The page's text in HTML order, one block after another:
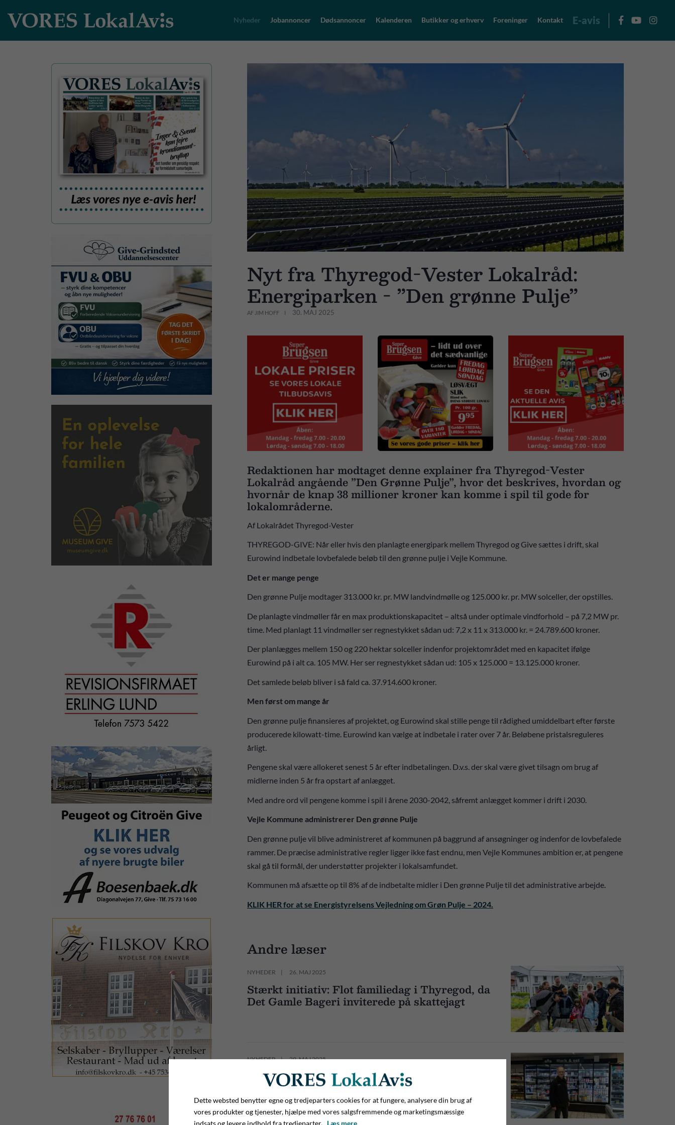
Nyheder Jobannoncer Dødsannoncer Kalenderen Butikker og erhverv Foreninger Kontakt E-avis
Nyt fra Thyregod-Vester Lokalråd:
Energiparken - ”Den grønne Pulje”
AF JIM HOFF 30. MAJ 2025
Redaktionen har modtaget denne explainer fra Thyregod-Vester
Lokalråd angående ”Den Grønne Pulje”, hvor det beskrives, hvordan og
hvornår de knap 38 millioner kroner kan komme i spil til gode for
lokalområderne.
Af Lokalrådet Thyregod-Vester
THYREGOD-GIVE: Når eller hvis den planlagte energipark mellem Thyregod og Give sættes i drift, skal
Eurowind indbetale lovbefalede beløb til den grønne pulje i Vejle Kommune.
Det er mange penge
Den grønne Pulje modtager 313.000 kr. pr. MW landvindmølle og 125.000 kr. pr. MW solceller, der opstilles.
De planlagte vindmøller får en max produktionskapacitet – altså under optimale vindforhold – på 7,2 MW pr.
time. Med planlagt 11 vindmøller ser regnestykket sådan ud: 7,2 x 11 x 313.000 kr. = 24.789.600 kroner.
Der planlægges mellem 150 og 220 hektar solceller indenfor projektområdet med en kapacitet ifølge
Eurowind på i alt ca. 105 MW. Her ser regnestykket sådan ud: 105 x 125.000 = 13.125.000 kroner.
Det samlede beløb bliver i så fald ca. 37.914.600 kroner.
Men først om mange år
Den grønne pulje finansieres af projektet, og Eurowind skal stille penge til rådighed umiddelbart efter første
producerede kilowatt-time. Eurowind kan vælge at indbetale i rater over 7 år. Beløbene pristalsreguleres
årligt.
Pengene skal være allokeret senest 5 år efter indbetalingen. D.v.s. der skal være givet tilsagn om brug af
midlerne inden 5 år fra opstart af anlægget.
Med andre ord vil pengene komme i spil i årene 2030-2042, såfremt anlægget kommer i drift i 2030.
Vejle Kommune administrerer Den grønne Pulje
Den grønne pulje vil blive administreret af kommunen på baggrund af ansøgninger og indenfor de lovbefalede
rammer. De præcise administrative regler ligger ikke fast endnu, men Vejle Kommunes ambition er, at pengene
skal gå til formål, der understøtter projekter i lokalsamfundet.
Kommunen må afsætte op til 8% af de indbetalte midler i Den grønne Pulje til det administrative arbejde.
KLIK HER for at se Energistyrelsens Vejledning om Grøn Pulje – 2024.
Andre læser
NYHEDER 26. MAJ 2025
Stærkt initiativ: Flot familiedag i Thyregod, da
Det Gamle Bageri inviterede på skattejagt
NYHEDER 29. MAJ 2025
Godt kæmpet: LetKøb i Kollemorten kan fejre
10-års jubilæum
Dette websted benytter egne og tredjeparters cookies for at fungere, analysere din brug af
vores produkter og tjenester, hjælpe med vores salgsfremmende og marketingsmæssige
indsats og levere indhold fra tredjeparter. Læs mere